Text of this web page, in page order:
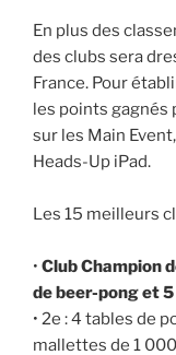
En plus des
des clubs sera
France. Pour
les points gagnés
sur les Main
Heads-Up iPad.
Les 15 meilleurs
• Club Champion
de beer-pong et
• 2e : 4 tables de
mallettes de 1